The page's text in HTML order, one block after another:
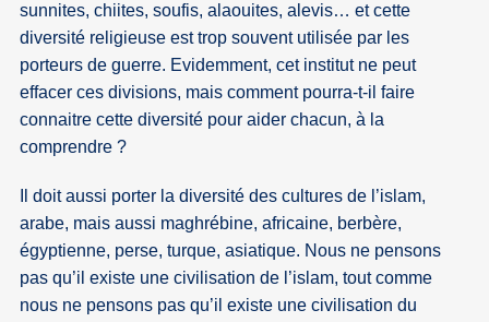
sunnites, chiites, soufis, alaouites, alevis… et cette
diversité religieuse est trop souvent utilisée par les
porteurs de guerre. Evidemment, cet institut ne peut
effacer ces divisions, mais comment pourra-t-il faire
connaitre cette diversité pour aider chacun, à la
comprendre ?
Il doit aussi porter la diversité des cultures de l’islam,
arabe, mais aussi maghrébine, africaine, berbère,
égyptienne, perse, turque, asiatique. Nous ne pensons
pas qu’il existe une civilisation de l’islam, tout comme
nous ne pensons pas qu’il existe une civilisation du